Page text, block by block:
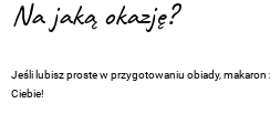
Na jaką okazję?
Jeśli lubisz proste w przygotowaniu obiady,
Ciebie!